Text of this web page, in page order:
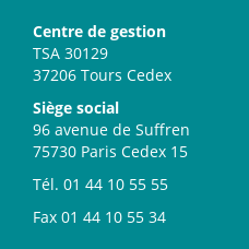
Centre de gestion
TSA 30129
37206 Tours Cedex
Siège social
96 avenue de Suffren
75730 Paris Cedex 15
Tél. 01 44 10 55 55
Fax 01 44 10 55 34